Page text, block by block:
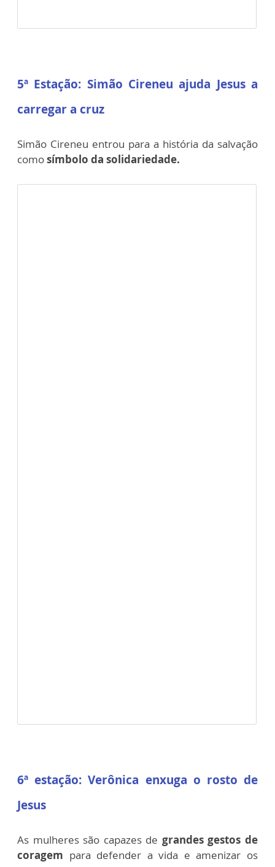
5ª Estação: Simão Cireneu ajuda Jesus a
carregar a cruz
Simão Cireneu entrou para a história da salvação
comosímbolo da solidariedade.
6ª estação: Verônica enxuga o rosto de
Jesus
As mulheres são capazes de grandes gestos de
coragem para defender a vida e amenizar os